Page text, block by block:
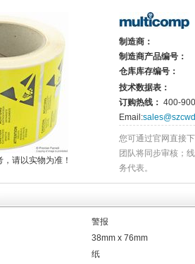
请以实物为准！
制造商：
制造商产品编号：
仓库库存编号：
技术数据表：
订购热线： 400-
Email:
您可通过官网直接
团队将同步审核；
务代表。
警报
38mm x 76mm
纸